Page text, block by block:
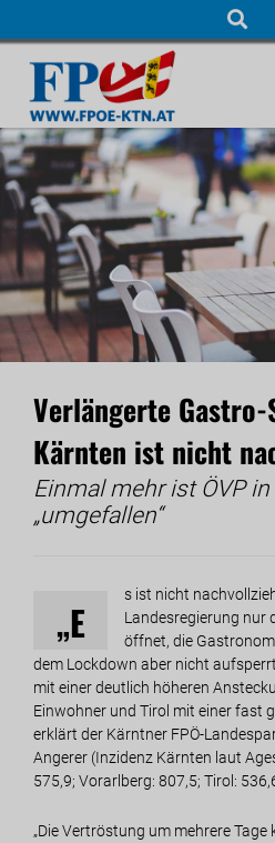
Navigation
überspringen
Verlängerte
Kärnten ist nicht
Einmal mehr ist ÖVP
„umgefallen“
„E
s ist nicht
Landesregierung nur
öffnet, die
dem Lockdown aber nicht
mit einer deutlich höheren
Einwohner und Tirol mit einer fast
erklärt der Kärntner FPÖ-
Angerer (Inzidenz Kärnten laut
575,9; Vorarlberg: 807,5; Tirol:
„Die Vertröstung um mehrere